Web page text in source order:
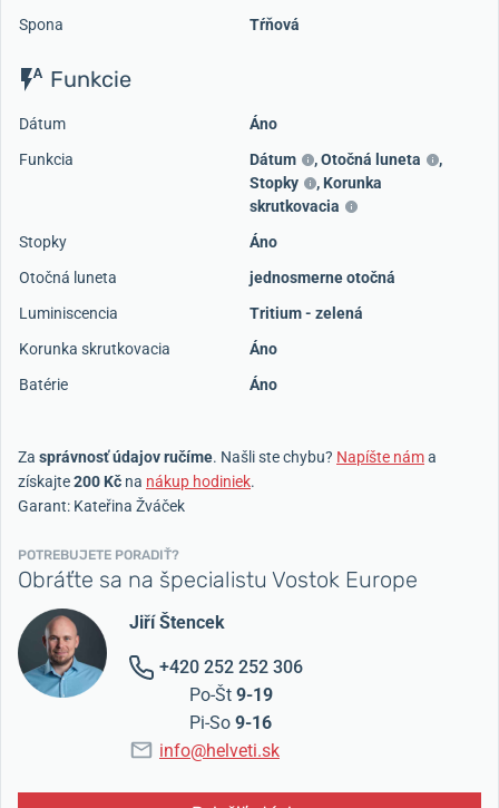
Spona
Tŕňová
Funkcie
Dátum
Áno
Funkcia
Dátum ,Otočná luneta
,
Stopky
, Korunka
skrutkovacia
Stopky
Áno
Otočná luneta
jednosmerne otočná
Luminiscencia
Tritium - zelená
Korunka skrutkovacia
Áno
Batérie
Áno
Za správnosť údajov ručíme. Našli ste chybu? Napíšte náma
získajte200 Kč na nákup hodiniek.
Garant: Kateřina Žváček
POTREBUJETE PORADIŤ?
Obráťte sa na špecialistu Vostok Europe
Jiří Štencek
+420 252 252 306
Po-Št 9-19
Pi-So 9-16
info@helveti.sk